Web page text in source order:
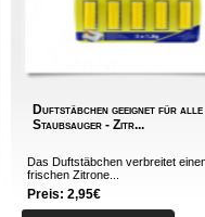
Duftstäbchen geeignet für alle
Staubsauger - Zitr...
Das Duftstäbchen verbreitet
frischen Zitrone...
Preis: 2,95€